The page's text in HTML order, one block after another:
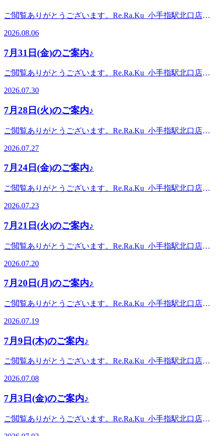
ご閲覧ありがとうございます。Re.Ra.Ku 小手指駅北口店で
日(金)は13:30ｰ18:0019:10ｰ21:00までご案内可能となっており
ます♪本日は17:00までご案内可能です
☆。・.。・.。・.。・.。・.。・。。・.。・.。・こんにち
念日】ですね1946年世界初の原子爆弾が投下され約14万人が
死亡されました被爆者は約56万人、健康被害の影響は計り知
となった多くの人々の霊を慰め、世界平和を祈る日として広
島市で「平和記念日」と定められました現在でも、世界のど
こかでは戦争が行われ、尊い命が犠牲になっています世界中
一人一人が想像する事で現実が変わっていく未来を切望しま
全うするためにも健康な身体を手に入れてくださいRe.Ra.Ku
ございますスタッフ一同お待ちしております
*.。・。・.。・.。・.。・.。・*.。・。マッサージファンに
大人気♪話題の肩甲骨はがしで肩・首スッキリ♪ 〈営業時
間〉平 日:11時00分～21時(20時20分最終受付)土日祝:10時00
分～21時(20時20分最終受付)〈住所〉埼玉県所沢市小手指町
1丁目5番 小手指タワーズ エバースカイタワー 2階 202-1区画
〈アクセス〉西武池袋線小手指駅から徒歩1分 所沢駅・秋津
ご利用いただけます♪◆西武池袋線小手指駅から徒歩でお越
下りずにロータリーを直進すると正面にあるビルの2階に当
ご案内出来る場合があります。お気軽にお問い合わせくださ
2026.08.06
7月31日(金)のご案内♪
ご閲覧ありがとうございます。Re.Ra.Ku 小手指駅北口店で
日(金)は13:30ｰ18:0019:30ｰ21:00までご案内可能となっており
ます♪本日は19:00までご案内可能です
☆。・.。・.。・.。・.。・.。・。。・.。・.。・こんにち
っている今日この頃です(笑)本日も雷注意報が出ていますね
天気の急変も考えられますので、お気を付けください☆とこ
ろで昨夜は満月でした♪雲の隙間から顔を見せた満月は美し
すぎました(*^^*)次回は8月28日(金)です心静かに月を愛でる
時間、おすすめです☆さて、本日はご案内可能な時間がござ
います今のうちに体調整えておきましょうスタッフ一同お待
*.。・。・.。・.。・.。・.。・
大人気♪話題の肩甲骨はがしで肩・首スッキリ♪ 〈営業時
分～21時(20時30分最終受付)〈住所〉埼玉県所沢市小手指町
〈アクセス〉西武池袋線小手指駅から徒歩1分 所沢駅・秋津
駅・入間市駅からもアクセス◎池袋駅からも乗り換えなしで
ご利用いただけます♪◆西武池袋線小手指駅から徒歩でお越
しの場合→改札を出たら右折し北口方面に進みます。階段を
下りずにロータリーを直進すると正面にあるビルの2階に当
店がございます。※オンラインで△や×と表示されていても
い^^
2026.07.30
7月28日(火)のご案内♪
ご閲覧ありがとうございます。Re.Ra.Ku 小手指駅北口店で
日(火)は11:00～21:00までご案内可能となっております♪本日
は～13:00、16:40～21:00までご案内可能です
☆。・.。・.。・.。・.。・.。・。。・.。・.。・こんにち
りますが、皆様、体調はいかがでしょうか?私は、先日熱中
症になってしまいました...!夏大好き、暑いの大得意な私で
り少なめだったかもしれないですが、振り返ると塩分と睡眠
が足りていなかったような気がしています。室内だし、夏が
得意だから私は大丈夫ときっと心のどこかで油断していまし
お気を付けください!こまめな水分補給が大切なことはもち
ましょう～!!!さて、本日はご案内可能な時間がございます涼
フ一同お待ちしております♪・.。・.。・.。・.。・
*.。・。・.。・.。・.。・.。・*.。・。マッサージファンに
大人気♪話題の肩甲骨はがしで肩・首スッキリ♪ 〈営業時
間〉平 日:11時00分～21時(20時20分最終受付)土日祝:10時00
分～21時(20時20分最終受付)〈住所〉埼玉県所沢市小手指町
1丁目5番 小手指タワーズ エバースカイタワー 2階 202-1区画
〈アクセス〉西武池袋線小手指駅から徒歩1分 所沢駅・秋津
ご利用いただけます♪◆西武池袋線小手指駅から徒歩でお越
下りずにロータリーを直進すると正面にあるビルの2階に当
2026.07.27
7月24日(金)のご案内♪
ご閲覧ありがとうございます。Re.Ra.Ku 小手指駅北口店で
日(金)は11:00ｰ13:3015:10ｰ21:00までご案内可能となっており
ます♪本日は17:00までご案内可能です
☆。・.。・.。・.。・.。・.。・。。・.。・.。・こんにち
っ盛りの日々が続いていますね皆様、体調はいかがでしょう
か本日は【大暑】の日です現代では馴染みのない「二十四節
気」の一つです江戸の時代から暑さ盛んな日とされていたの
ですね昨日は東京消防庁によるとで熱中症で搬送された方が
453人。。。なかには亡くなられた方もおられます皆様、他
人ごとではございません!!喉が渇く前の水分補給しっかり行
ます涼しい店内で、リラックスした時間を過ごしませんか?
*.。・。・.。・.。・.。・.。・
大人気♪話題の肩甲骨はがしで肩・首スッキリ♪ 〈営業時
分～21時(20時30分最終受付)〈住所〉埼玉県所沢市小手指町
1丁目5番 小手指タワーズ エバースカイタワー 2階 202-1区画
〈アクセス〉西武池袋線小手指駅から徒歩1分 所沢駅・秋津
駅・入間市駅からもアクセス◎池袋駅からも乗り換えなしで
ご利用いただけます♪◆西武池袋線小手指駅から徒歩でお越
しの場合→改札を出たら右折し北口方面に進みます。階段を
2026.07.23
7月21日(火)のご案内♪
ご閲覧ありがとうございます。Re.Ra.Ku 小手指駅北口店で
日(火)は11:00ｰ16:0016:30-80分コースまでご案内可能となっ
ております♪本日は21:00までご案内可能です
☆。・.。・.。・.。・.。・.。・。。・.。・.。・こんにち
の日】ですね!皆様はどの様に過ごされましたでしょうか学
校も夏休みとなり、家族連れの姿も増え街に活気を感じま
は、今年も開催ないようで残念です(T_T)ですが、次の週末
土日には、夏祭りが行われます予定のない方は、ぜひ川越ま
でお越しください♪さて、本日はご案内可能な時間がござい
同お待ちしております♪・.。・.。・.。・.。・
*.。・。・.。・.。・.。・.。・*.。・。マッサージファンに
間〉平 日:11時00分～21時(20時30分最終受付)土日祝:10時00
2026.07.20
7月20日(月)のご案内♪
ご閲覧ありがとうございます。Re.Ra.Ku 小手指駅北口店で
日(月)は10:00ｰ50分までのコース13:50-21:00ご案内可能とな
っております♪本日は21:00までご案内可能です
☆。・.。・.。・.。・.。・.。・。。・.。・.。・こんにち
トですが皆様いかがお過ごしでしょうかまだ梅雨明けしてな
いんですか～という感じですが明けたら、更に本格的な暑さ
34℃までが「赤」39℃までが「紫」40℃以上は、何色になる
と思いますか??な、なんと!! 「黒」だそうです危険を強く感
じます。。。例年より暑い!という予報ですので今年は黒を
2026.07.19
7月9日(木)のご案内♪
ご閲覧ありがとうございます。Re.Ra.Ku 小手指駅北口店で
日(木)12:30-21:00ご案内可能となっております♪本日は～
14:00、15:50～18:00、19:00～21:00(最終受付20:20)がご案内
可能です☆。・.。・.。・.。・.。・.。・。。・.。・.。・こ
首・肩コリ、坐骨神経痛に悩まされてます(笑)。忙しさを理
由に、ついついケアを怠ってしまいがちですが、お疲れの限
2026.07.08
7月3日(金)のご案内♪
ご閲覧ありがとうございます。Re.Ra.Ku 小手指駅北口店で